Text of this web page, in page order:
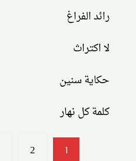
رائد الفراغ
لا اكتراث
حكاية سنين
كلمة كل نهار
1
2